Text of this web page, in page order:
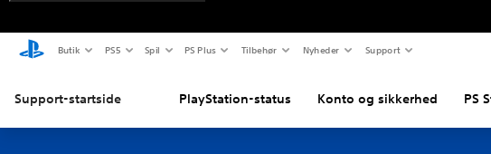
Butik PS5 Spil PS Plus Tilbehør Nyheder Support
Support-startside PlayStation-status Konto og sikkerhed PS